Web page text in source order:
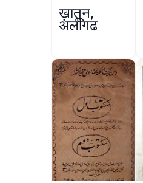
ख़ातून,
अलीगढ़